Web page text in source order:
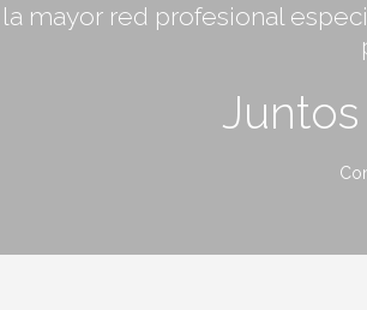
mayor red profesional